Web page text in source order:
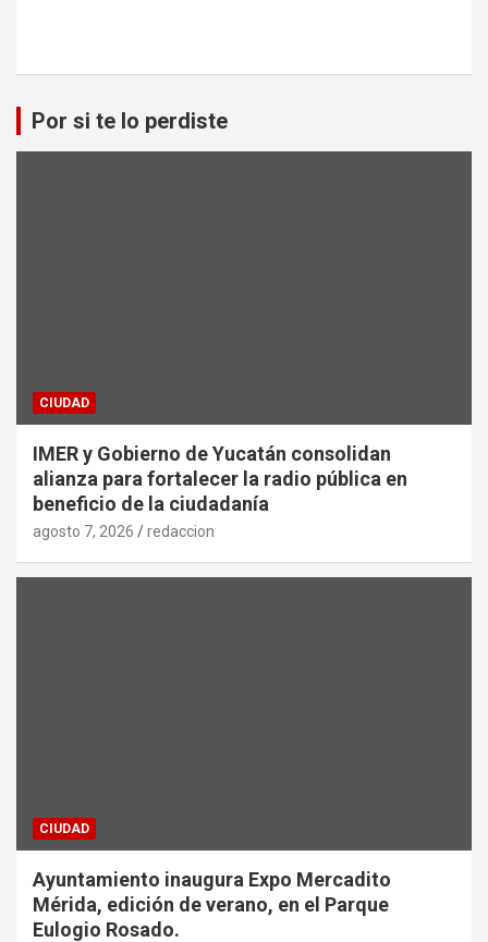
Por si te lo perdiste
CIUDAD
IMER y Gobierno de Yucatán consolidan
alianza para fortalecer la radio pública en
beneficio de la ciudadanía
agosto 7, 2026 redaccion
CIUDAD
Ayuntamiento inaugura Expo Mercadito
Mérida, edición de verano, en el Parque
Eulogio Rosado.